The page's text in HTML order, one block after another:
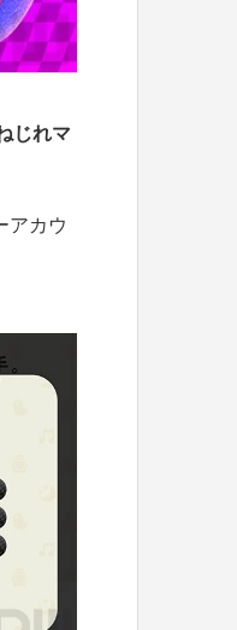
じれマ
アカウ